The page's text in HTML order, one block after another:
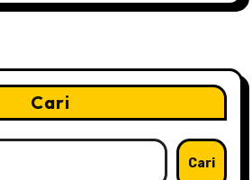
Cari
Cari